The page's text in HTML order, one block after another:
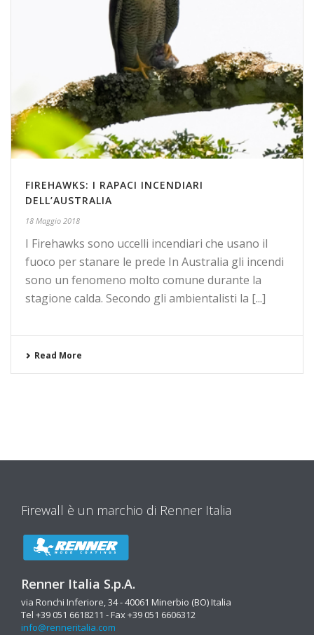
FIREHAWKS: I RAPACI INCENDIARI
DELL’AUSTRALIA
18 Maggio 2018
I Firehawks sono uccelli incendiari che usano il
fuoco per stanare le prede In Australia gli incendi
sono un fenomeno molto comune durante la
stagione calda. Secondo gli ambientalisti la [...]
Read More
Firewall è un marchio di Renner Italia
Renner Italia S.p.A.
via Ronchi Inferiore, 34 - 40061 Minerbio (BO) Italia
Tel +39 051 6618211 - Fax +39 051 6606312
info@renneritalia.com